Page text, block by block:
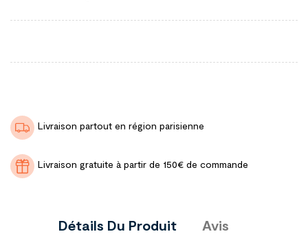
Livraison partout en région parisienne
Livraison gratuite à partir de 150€ de commande
Détails Du Produit Avis